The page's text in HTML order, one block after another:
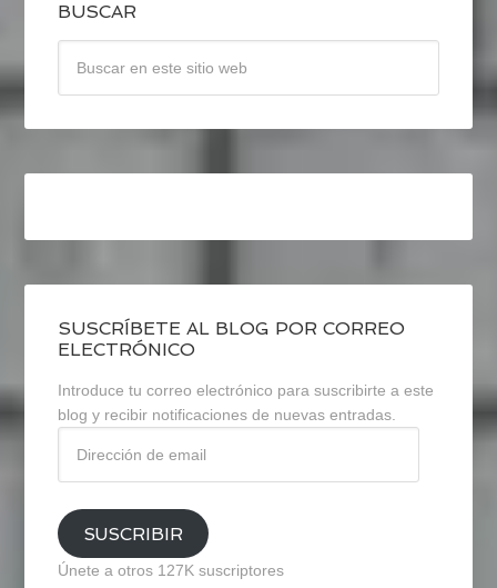
BUSCAR
SUSCRÍBETE AL BLOG POR CORREO
ELECTRÓNICO
Introduce tu correo electrónico para suscribirte a este
blog y recibir notificaciones de nuevas entradas.
email
SUSCRIBIR
Únete a otros 127K suscriptores